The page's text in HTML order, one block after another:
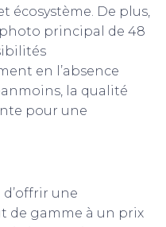
écosystème. De plus,
photo principal de 48
en l’absence
la qualité
pour une
d’offrir une
de gamme à un prix